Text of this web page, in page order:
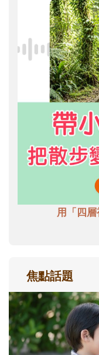
用「四
焦點話題
和孩子一起
不同模樣